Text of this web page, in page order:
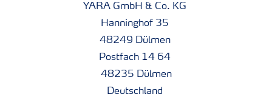
YARA GmbH & Co. KG
Hanninghof 35
48249 Dülmen
Postfach 14 64
48235 Dülmen
Deutschland